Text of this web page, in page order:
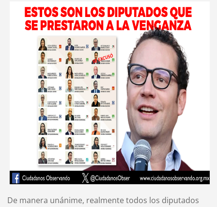
De manera unánime, realmente todos los diputados